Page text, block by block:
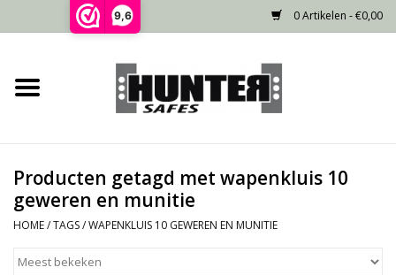
9,6 0 Artikelen - €0,00
Home
Gecertificeerd
Niet gecertificeerd
Producten getagd met wapenkluis 10
geweren en munitie
HOME/TAGS/WAPENKLUIS 10 GEWEREN EN MUNITIE